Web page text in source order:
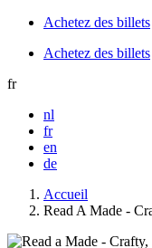
Achetez des billets
Achetez des billets
fr
nl
fr
en
de
Accueil
Read A Made -